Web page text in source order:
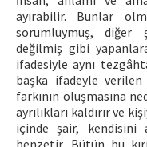
ayırabilir. Bunlar
sorumluymuş, diğer
değilmiş gibi
ifadesiyle aynı
başka ifadeyle
farkının oluşmasına
ayrılıkları kaldırır ve
içinde şair, kendisini
benzetir. Bütün bu